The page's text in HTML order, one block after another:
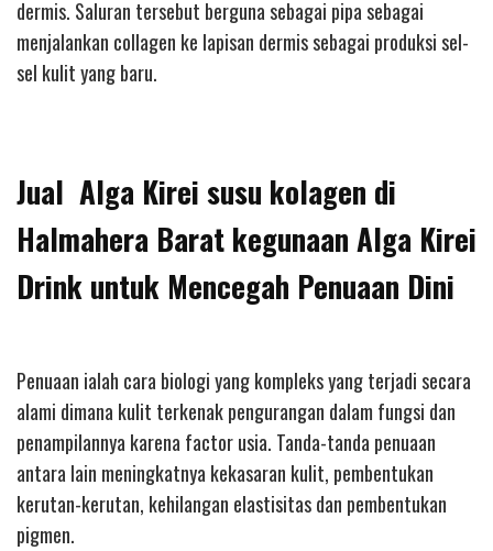
dermis. Saluran tersebut berguna sebagai pipa sebagai
menjalankan collagen ke lapisan dermis sebagai produksi sel-
sel kulit yang baru.
Jual Alga Kirei susu kolagen di
Halmahera Barat kegunaan Alga Kirei
Drink untuk Mencegah Penuaan Dini
Penuaan ialah cara biologi yang kompleks yang terjadi secara
alami dimana kulit terkenak pengurangan dalam fungsi dan
penampilannya karena factor usia. Tanda-tanda penuaan
antara lain meningkatnya kekasaran kulit, pembentukan
kerutan-kerutan, kehilangan elastisitas dan pembentukan
pigmen.